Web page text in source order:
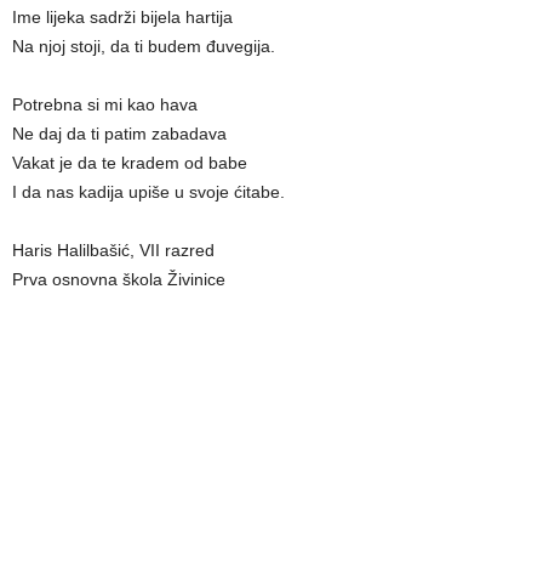
Ime lijeka sadrži bijela hartija
Na njoj stoji, da ti budem đuvegija.
Potrebna si mi kao hava
Ne daj da ti patim zabadava
Vakat je da te kradem od babe
I da nas kadija upiše u svoje ćitabe.
Haris Halilbašić, VII razred
Prva osnovna škola Živinice